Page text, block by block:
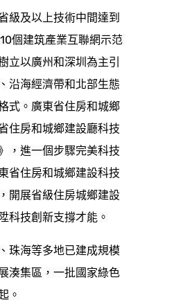
級及以上技術中間達到
個建筑產業互聯網示范
立以廣州和深圳為主引
沿海經濟帶和北部生態
式。廣東省住房和城鄉
住房和城鄉建設廳科技
，進一個步驟完美科技
省住房和城鄉建設科技
開展省級住房城鄉建設
科技創新支撐才能。
珠海等多地已建成規模
湊集區，一批國家綠色
。